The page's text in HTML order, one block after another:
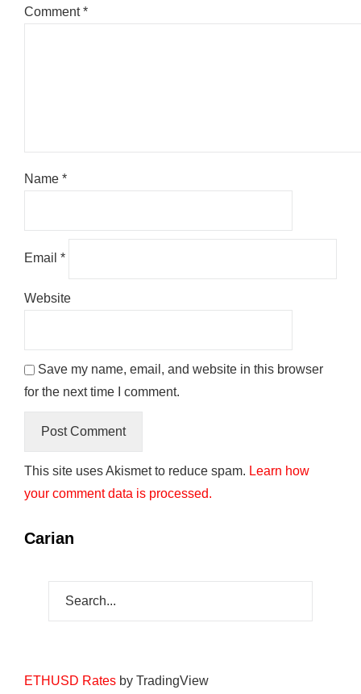
Comment*
Name *
Email *
Website
Save my name, email, and website in this browser
for the next time I comment.
This site uses Akismet to reduce spam. Learn how
your comment data is processed.
Carian
ETHUSD Rates by TradingView